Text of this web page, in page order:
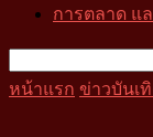
การตลาด แ
หน้าแรก ข่าวบันเทิ